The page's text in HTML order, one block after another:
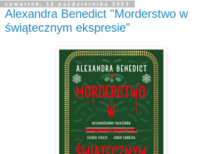
czwartek, 12 października 2023
Alexandra Benedict "Morderstwo w
świątecznym ekspresie"